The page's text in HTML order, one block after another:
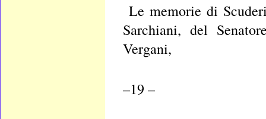
Le memorie di
Sarchiani, del
Vergani,
–19 –